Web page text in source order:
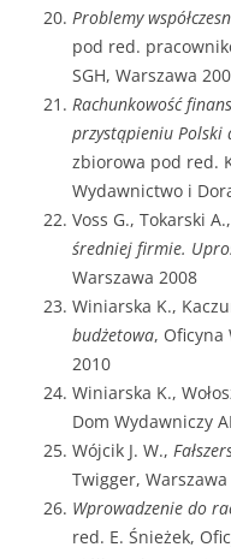
Problemy
pod red.
SGH, Warszawa
Rachunkowość
przystąpieniu Polski
zbiorowa pod red.
Wydawnictwo i
Voss G., Tokarski
średniej firmie.
Warszawa 2008
Winiarska K.,
budżetowa, Oficyna
2010
Winiarska K.,
Dom Wydawniczy
Wójcik J. W.,
Twigger,
Wprowadzenie do
red. E. Śnieżek,